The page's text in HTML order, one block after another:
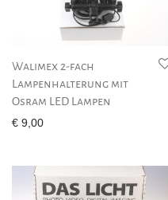
Walimex 2-fach
Lampenhalterung mit
Osram LED Lampen
€ 9,00